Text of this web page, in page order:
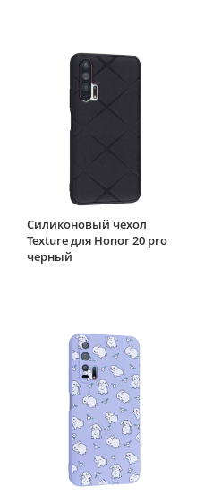
Силиконовый чехол
Texture для Honor 20 pro
черный